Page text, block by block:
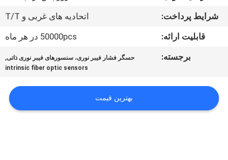
ما
تماس
اخبار
درخواست
شرایط پرداخت:
اتحادیه های غربی و T/T
قابلیت ارائه:
50000pcs در هر ماه
برجسته:
حسگر فشار فیبر نوری، سنسورهای فیبر نوری ذاتی,
intrinsic fiber optic sensors
بهترین قیمت